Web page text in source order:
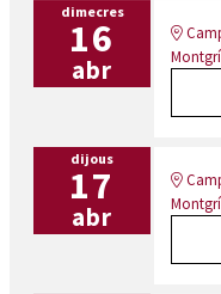
dimecres
16
abr
Montgrí
dijous
17
abr
Montgrí